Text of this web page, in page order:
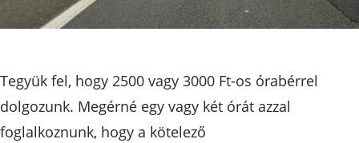
Tegyük fel, hogy 2500 vagy 3000 Ft-os órabérrel
dolgozunk. Megérné egy vagy két órát azzal
foglalkoznunk, hogy a kötelező